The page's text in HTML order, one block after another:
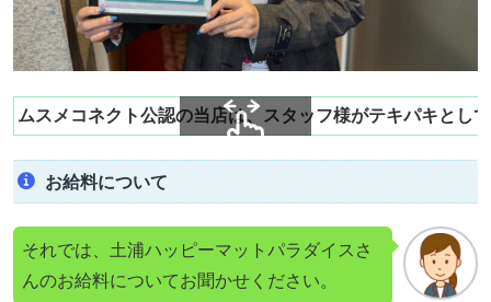
ムスメコネクト公認の当店は、スタッフ様がテキパキとし
お給料について
それでは、土浦ハッピーマットパラダイスさ
んのお給料についてお聞かせください。